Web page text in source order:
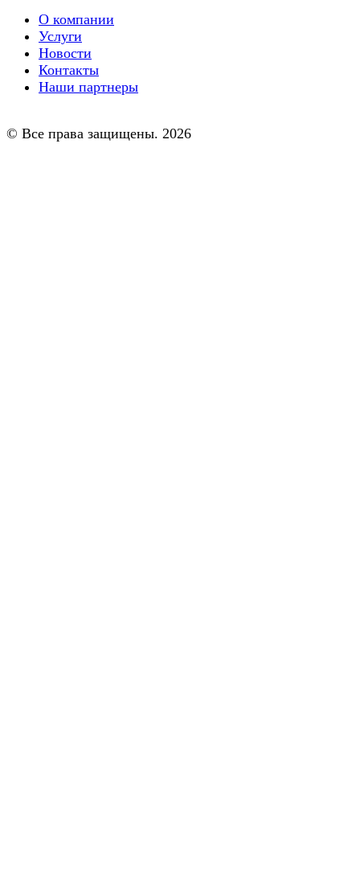
О компании
Услуги
Новости
Контакты
Наши партнеры
© Все права защищены. 2026